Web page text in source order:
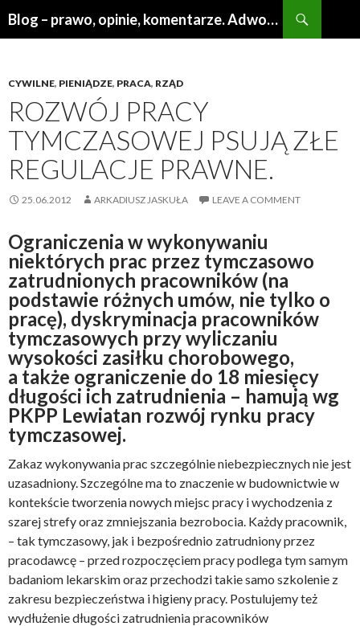
Blog – prawo, opinie, komentarze. Adwokat Poznań
CYWILNE, PIENIĄDZE, PRACA, RZĄD
ROZWÓJ PRACY
TYMCZASOWEJ PSUJĄ ZŁE
REGULACJE PRAWNE.
25.06.2012 ARKADIUSZ JASKUŁA LEAVE A COMMENT
Ograniczenia w wykonywaniu
niektórych prac przez tymczasowo
zatrudnionych pracowników (na
podstawie różnych umów, nie tylko o
pracę), dyskryminacja pracowników
tymczasowych przy wyliczaniu
wysokości zasiłku chorobowego,
a także ograniczenie do 18 miesięcy
długości ich zatrudnienia – hamują wg
PKPP Lewiatan rozwój rynku pracy
tymczasowej.
Zakaz wykonywania prac szczególnie niebezpiecznych nie jest
uzasadniony. Szczególne ma to znaczenie w budownictwie w
kontekście tworzenia nowych miejsc pracy i wychodzenia z
szarej strefy oraz zmniejszania bezrobocia. Każdy pracownik,
– tak tymczasowy, jak i bezpośrednio zatrudniony przez
pracodawcę – przed rozpoczęciem pracy podlega tym samym
badaniom lekarskim oraz przechodzi takie samo szkolenie z
zakresu bezpieczeństwa i higieny pracy. Postulujemy też
wydłużenie długości zatrudnienia pracowników